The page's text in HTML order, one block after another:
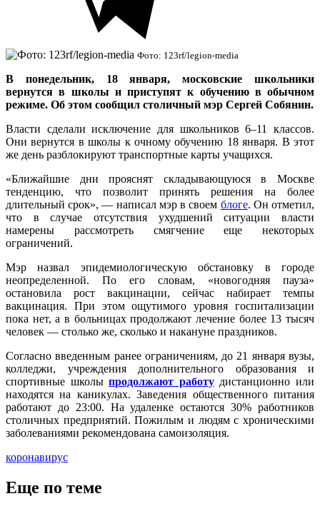
Фото: 123rf/legion-media
В понедельник, 18 января, московские школьники
вернутся в школы и приступят к обучению в обычном
режиме. Об этом сообщил столичный мэр Сергей Собянин.
Власти сделали исключение для школьников 6–11 классов.
Они вернутся в школы к очному обучению 18 января. В этот
же день разблокируют транспортные карты учащихся.
«Ближайшие дни прояснят складывающуюся в Москве
тенденцию, что позволит принять решения на более
длительный срок», — написал мэр в своем блоге. Он отметил,
что в случае отсутствия ухудшений ситуации власти
намерены рассмотреть смягчение еще некоторых
ограничений.
Мэр назвал эпидемиологическую обстановку в городе
неопределенной. По его словам, «новогодняя пауза»
остановила рост вакцинации, сейчас набирает темпы
вакцинация. При этом ощутимого уровня госпитализации
пока нет, а в больницах продолжают лечение более 13 тысяч
человек — столько же, сколько и накануне праздников.
Согласно введенным ранее ограничениям, до 21 января вузы,
колледжи, учреждения дополнительного образования и
спортивные школыпродолжают работудистанционно или
находятся на каникулах. Заведения общественного питания
работают до 23:00. На удаленке остаются 30% работников
столичных предприятий. Пожилым и людям с хроническими
заболеваниями рекомендована самоизоляция.
коронавирус
Еще по теме